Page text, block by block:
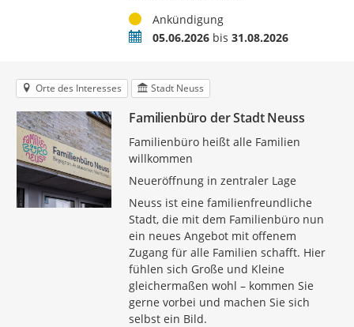
StatusAnkündigung
Termin05.06.2026bis 31.08.2026
Orte des Interesses Stadt Neuss
Familienbüro der Stadt Neuss
Familienbüro heißt alle Familien
willkommen
Neueröffnung in zentraler Lage
Neuss ist eine familienfreundliche
Stadt, die mit dem Familienbüro nun
ein neues Angebot mit offenem
Zugang für alle Familien schafft. Hier
fühlen sich Große und Kleine
gleichermaßen wohl – kommen Sie
gerne vorbei und machen Sie sich
selbst ein Bild.